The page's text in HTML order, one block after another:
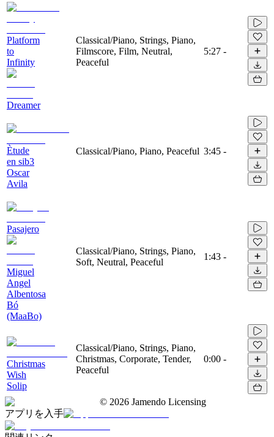
Platform
to
Infinity
Dreamer
Classical/Piano, Strings, Piano,
Filmscore, Film, Neutral,
Peaceful
5:27 -
Ètude
en sib3
Oscar
Avila
Classical/Piano, Piano, Peaceful 3:45 -
Pasajero
Miguel
Angel
Albentosa
Bó
(MaaBo)
Classical/Piano, Strings, Piano,
Soft, Neutral, Peaceful
1:43 -
Christmas
Wish
Solip
Classical/Piano, Strings, Piano,
Christmas, Corporate, Tender,
Peaceful
0:00 -
© 2026 Jamendo Licensing
アプリを入手